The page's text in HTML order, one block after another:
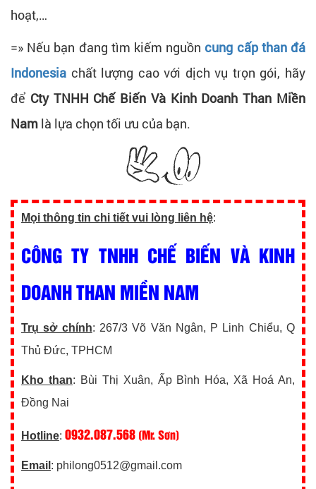
hoạt,…
=» Nếu bạn đang tìm kiếm nguồncung cấp than đá
Indonesia chất lượng cao với dịch vụ trọn gói, hãy
để Cty TNHH Chế Biến Và Kinh Doanh Than Miền
Nam là lựa chọn tối ưu của bạn.
Mọi thông tin chi tiết vui lòng liên hệ:
CÔNG TY TNHH CHẾ BIẾN VÀ KINH
DOANH THAN MIỀN NAM
Trụ sở chính: 267/3 Võ Văn Ngân, P Linh Chiểu, Q
Thủ Đức, TPHCM
Kho than: Bùi Thị Xuân, Ấp Bình Hóa, Xã Hoá An,
Đồng Nai
Hotline: 0932.087.568 (Mr. Sơn)
Email : philong0512@gmail.com